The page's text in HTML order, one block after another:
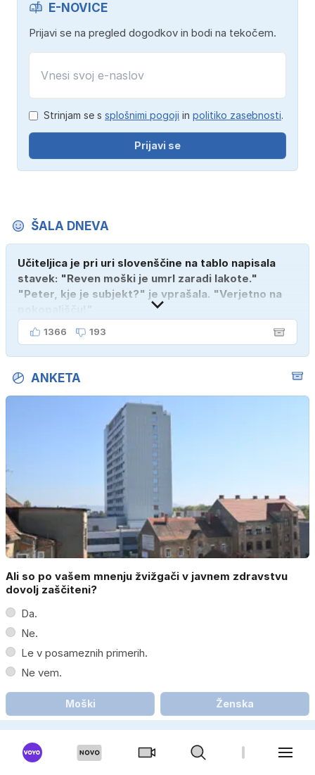
E-NOVICE
Prijavi se na pregled dogodkov in bodi na tekočem.
Strinjam se s splošnimi pogoji in politiko zasebnosti.
Prijavi se
ŠALA DNEVA
Učiteljica je pri uri slovenščine na tablo napisala
stavek: "Reven moški je umrl zaradi lakote."
"Peter, kje je subjekt?" je vprašala. "Verjetno na
1366 193
ANKETA
Ali so po vašem mnenju žvižgači v javnem zdravstvu
dovolj zaščiteni?
Da.
Ne.
Le v posameznih primerih.
Ne vem.
Moški Ženska
'Sistemski izziv'